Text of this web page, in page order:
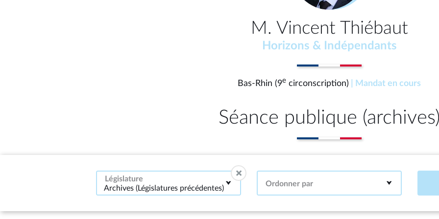
M. Vincent Thiébaut
Horizons & Indépendants
Bas-Rhin (9e circonscription) | Mandat en cours
Séance publique (archives)
Législature
Archives (Législatures précédentes)
Ordonner par